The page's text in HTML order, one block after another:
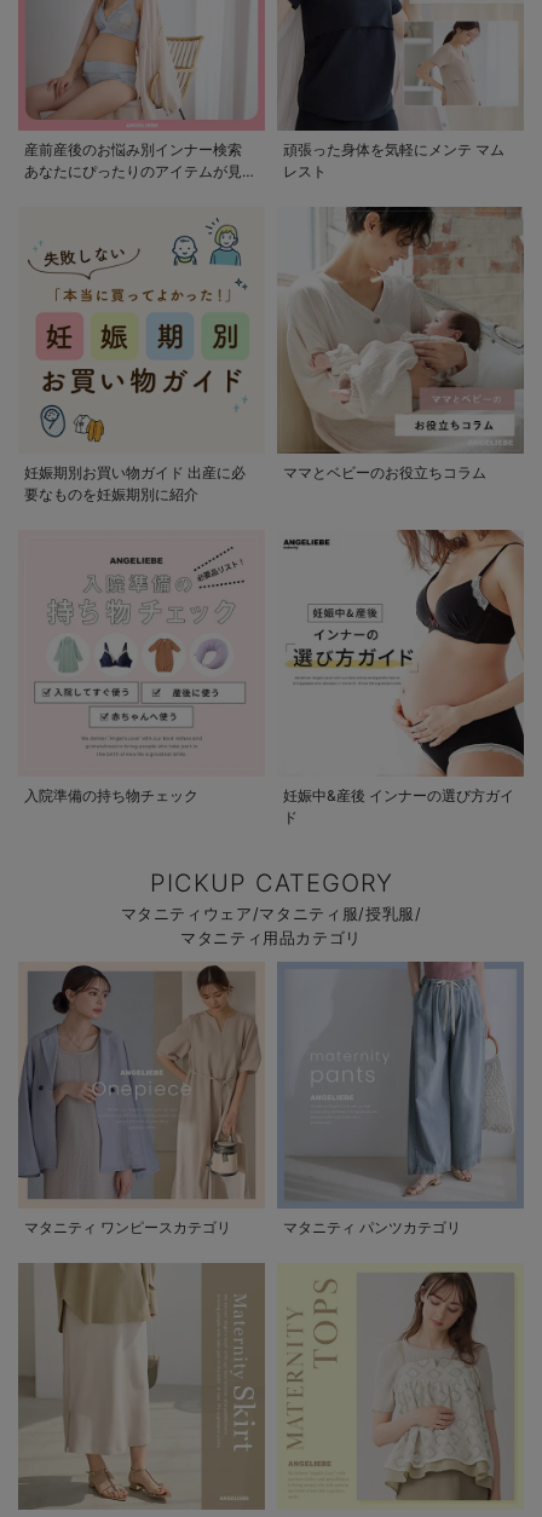
産前産後のお悩み別インナー検索
あなたにぴったりのアイテムが見つ
頑張った身体を気軽にメンテ マム
レスト
妊娠期別お買い物ガイド 出産に必
要なものを妊娠期別に紹介
ママとベビーのお役立ちコラム
入院準備の持ち物チェック
妊娠中&産後 インナーの選び方ガイ
ド
PICKUP CATEGORY
マタニティウェア/マタニティ服/授乳服/
マタニティ用品カテゴリ
マタニティ ワンピースカテゴリ マタニティ パンツカテゴリ